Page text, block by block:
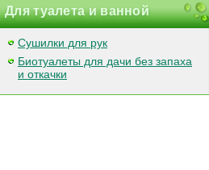
Для туалета и ванной
Сушилки для рук
Биотуалеты для дачи без запаха
и откачки